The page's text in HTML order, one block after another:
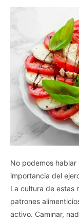
No podemos
importancia del
La cultura de estas
patrones
activo. Caminar,